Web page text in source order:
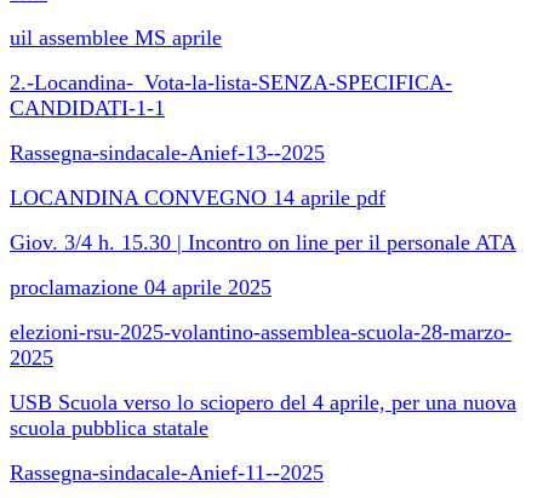
uil assemblee MS aprile
2.-Locandina-_Vota-la-lista-SENZA-SPECIFICA-
CANDIDATI-1-1
Rassegna-sindacale-Anief-13--2025
LOCANDINA CONVEGNO 14 aprile pdf
Giov. 3/4 h. 15.30 | Incontro on line per il personale ATA
proclamazione 04 aprile 2025
elezioni-rsu-2025-volantino-assemblea-scuola-28-marzo-
2025
USB Scuola verso lo sciopero del 4 aprile, per una nuova
scuola pubblica statale
Rassegna-sindacale-Anief-11--2025